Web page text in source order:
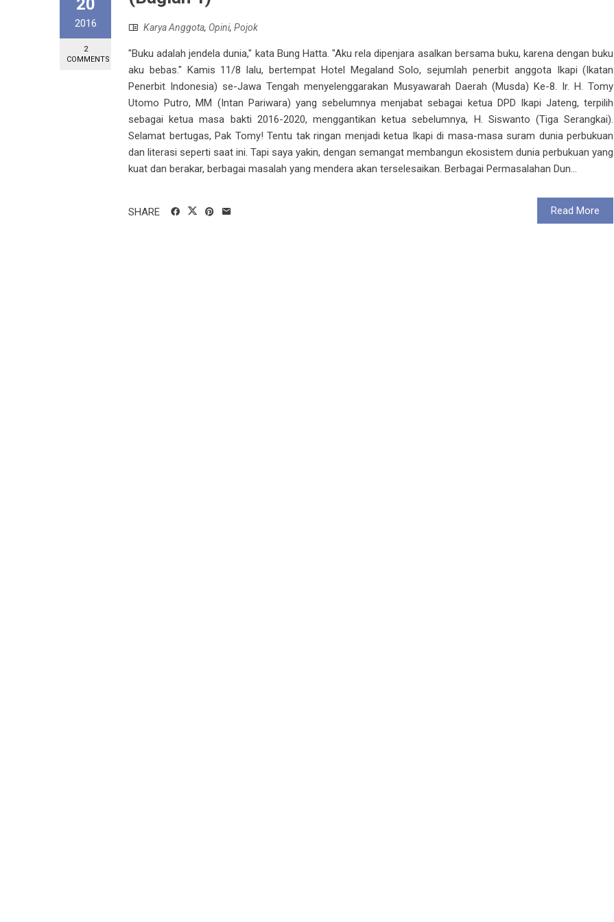
20
2016
2
COMMENTS
Karya Anggota, Opini, Pojok
"Buku adalah jendela dunia," kata Bung Hatta. "Aku rela dipenjara asalkan bersama buku, karena dengan buku
aku bebas." Kamis 11/8 lalu, bertempat Hotel Megaland Solo, sejumlah penerbit anggota Ikapi (Ikatan
Penerbit Indonesia) se-Jawa Tengah menyelenggarakan Musyawarah Daerah (Musda) Ke-8. Ir. H. Tomy
Utomo Putro, MM (Intan Pariwara) yang sebelumnya menjabat sebagai ketua DPD Ikapi Jateng, terpilih
sebagai ketua masa bakti 2016-2020, menggantikan ketua sebelumnya, H. Siswanto (Tiga Serangkai).
Selamat bertugas, Pak Tomy! Tentu tak ringan menjadi ketua Ikapi di masa-masa suram dunia perbukuan
dan literasi seperti saat ini. Tapi saya yakin, dengan semangat membangun ekosistem dunia perbukuan yang
kuat dan berakar, berbagai masalah yang mendera akan terselesaikan. Berbagai Permasalahan Dun...
Read More
SHARE